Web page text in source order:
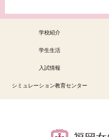
学校紹介
学生生活
入試情報
シミュレーション教育センター